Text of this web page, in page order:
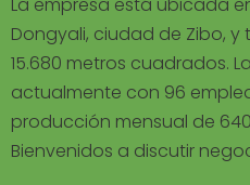
La empresa está ubicada
Dongyali, ciudad de Zibo,
15.680 metros cuadrados.
actualmente con 96
producción mensual de
Bienvenidos a discutir